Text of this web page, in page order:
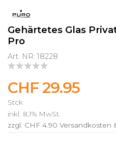
Gehärtetes Glas
Pro
Art. NR: 18228
CHF 29.95
Stck
inkl. 8,1% MwSt.
zzgl. CHF 4.90 Versandkosten